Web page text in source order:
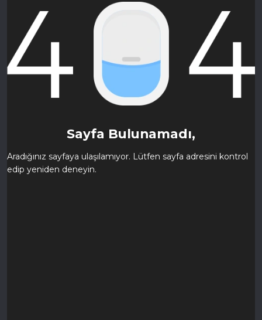
Sayfa Bulunamadı,
Aradığınız sayfaya ulaşılamıyor. Lütfen sayfa adresini kontrol
edip yeniden deneyin.